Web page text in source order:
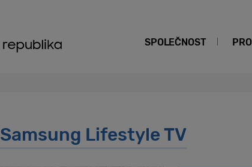
SPOLEČNOST
Samsung Lifestyle TV